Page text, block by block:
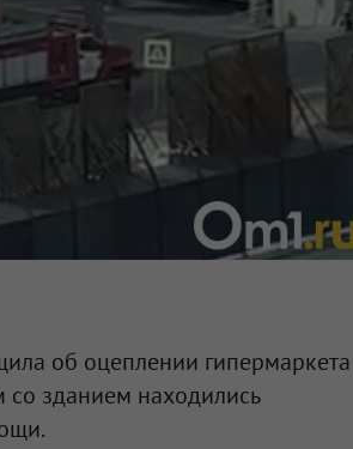
об оцеплении гипермаркета
со зданием находились